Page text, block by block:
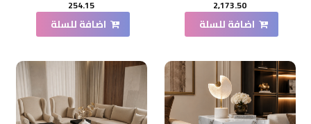
2,173.50
اضافة للسلة
254.15
اضافة للسلة